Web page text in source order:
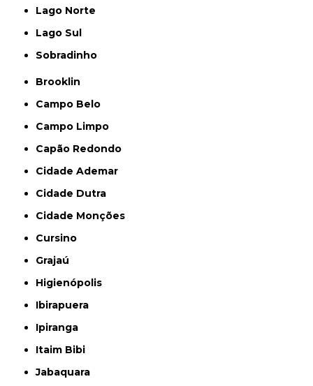
Lago Norte
Lago Sul
Sobradinho
Brooklin
Campo Belo
Campo Limpo
Capão Redondo
Cidade Ademar
Cidade Dutra
Cidade Monções
Cursino
Grajaú
Higienópolis
Ibirapuera
Ipiranga
Itaim Bibi
Jabaquara